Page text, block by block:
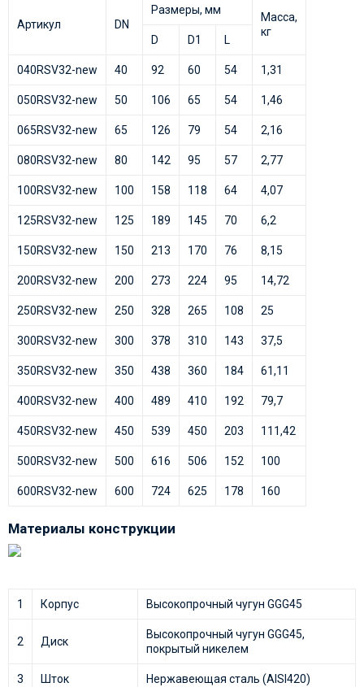
Артикул DN
Размеры, мм
Масса,
кг
D D1 L
040RSV32-new 40 92 60 54 1,31
050RSV32-new 50 106 65 54 1,46
065RSV32-new 65 126 79 54 2,16
080RSV32-new 80 142 95 57 2,77
100RSV32-new 100 158 118 64 4,07
125RSV32-new 125 189 145 70 6,2
150RSV32-new 150 213 170 76 8,15
200RSV32-new 200 273 224 95 14,72
250RSV32-new 250 328 265 108 25
300RSV32-new 300 378 310 143 37,5
350RSV32-new 350 438 360 184 61,11
400RSV32-new 400 489 410 192 79,7
450RSV32-new 450 539 450 203 111,42
500RSV32-new 500 616 506 152 100
600RSV32-new 600 724 625 178 160
Материалы конструкции
1 Корпус Высокопрочный чугун GGG45
2 Диск
Высокопрочный чугун GGG45,
покрытый никелем
3 Шток Нержавеющая сталь (AISI420)